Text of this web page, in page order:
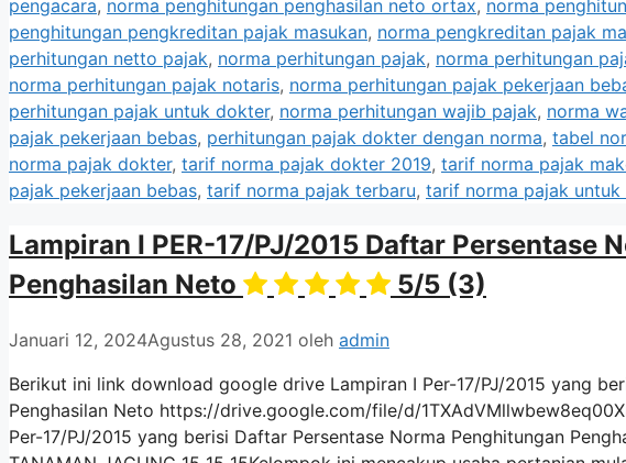
pengacara, norma penghitungan penghasilan neto ortax, norma
penghitungan pengkreditan pajak masukan, norma pengkreditan pajak
perhitungan netto pajak, norma perhitungan pajak, norma perhitungan
norma perhitungan pajak notaris, norma perhitungan pajak pekerjaan
perhitungan pajak untuk dokter, norma perhitungan wajib pajak, norma
pajak pekerjaan bebas, perhitungan pajak dokter dengan norma, tabel
norma pajak dokter, tarif norma pajak dokter 2019, tarif norma pajak
pajak pekerjaan bebas, tarif norma pajak terbaru, tarif norma pajak untuk
Lampiran I PER-17/PJ/2015 Daftar Persentase
Penghasilan Neto
5/5 (3)
Januari 12, 2024Agustus 28, 2021 oleh admin
Berikut ini link download google drive Lampiran I Per-17/PJ/2015 yang
Penghasilan Neto https://drive.google.com/file/d/
Per-17/PJ/2015 yang berisi Daftar Persentase Norma Penghitungan